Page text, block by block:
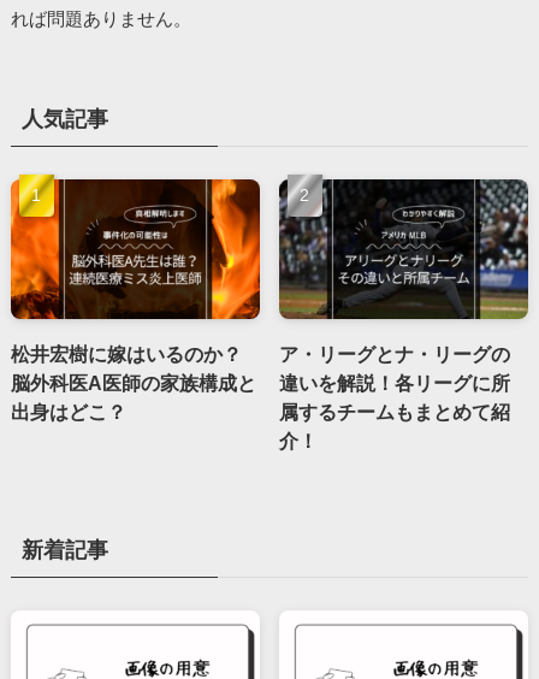
れば問題ありません。
人気記事
松井宏樹に嫁はいるのか？
脳外科医A医師の家族構成と
出身はどこ？
ア・リーグとナ・リーグの
違いを解説！各リーグに所
属するチームもまとめて紹
介！
新着記事